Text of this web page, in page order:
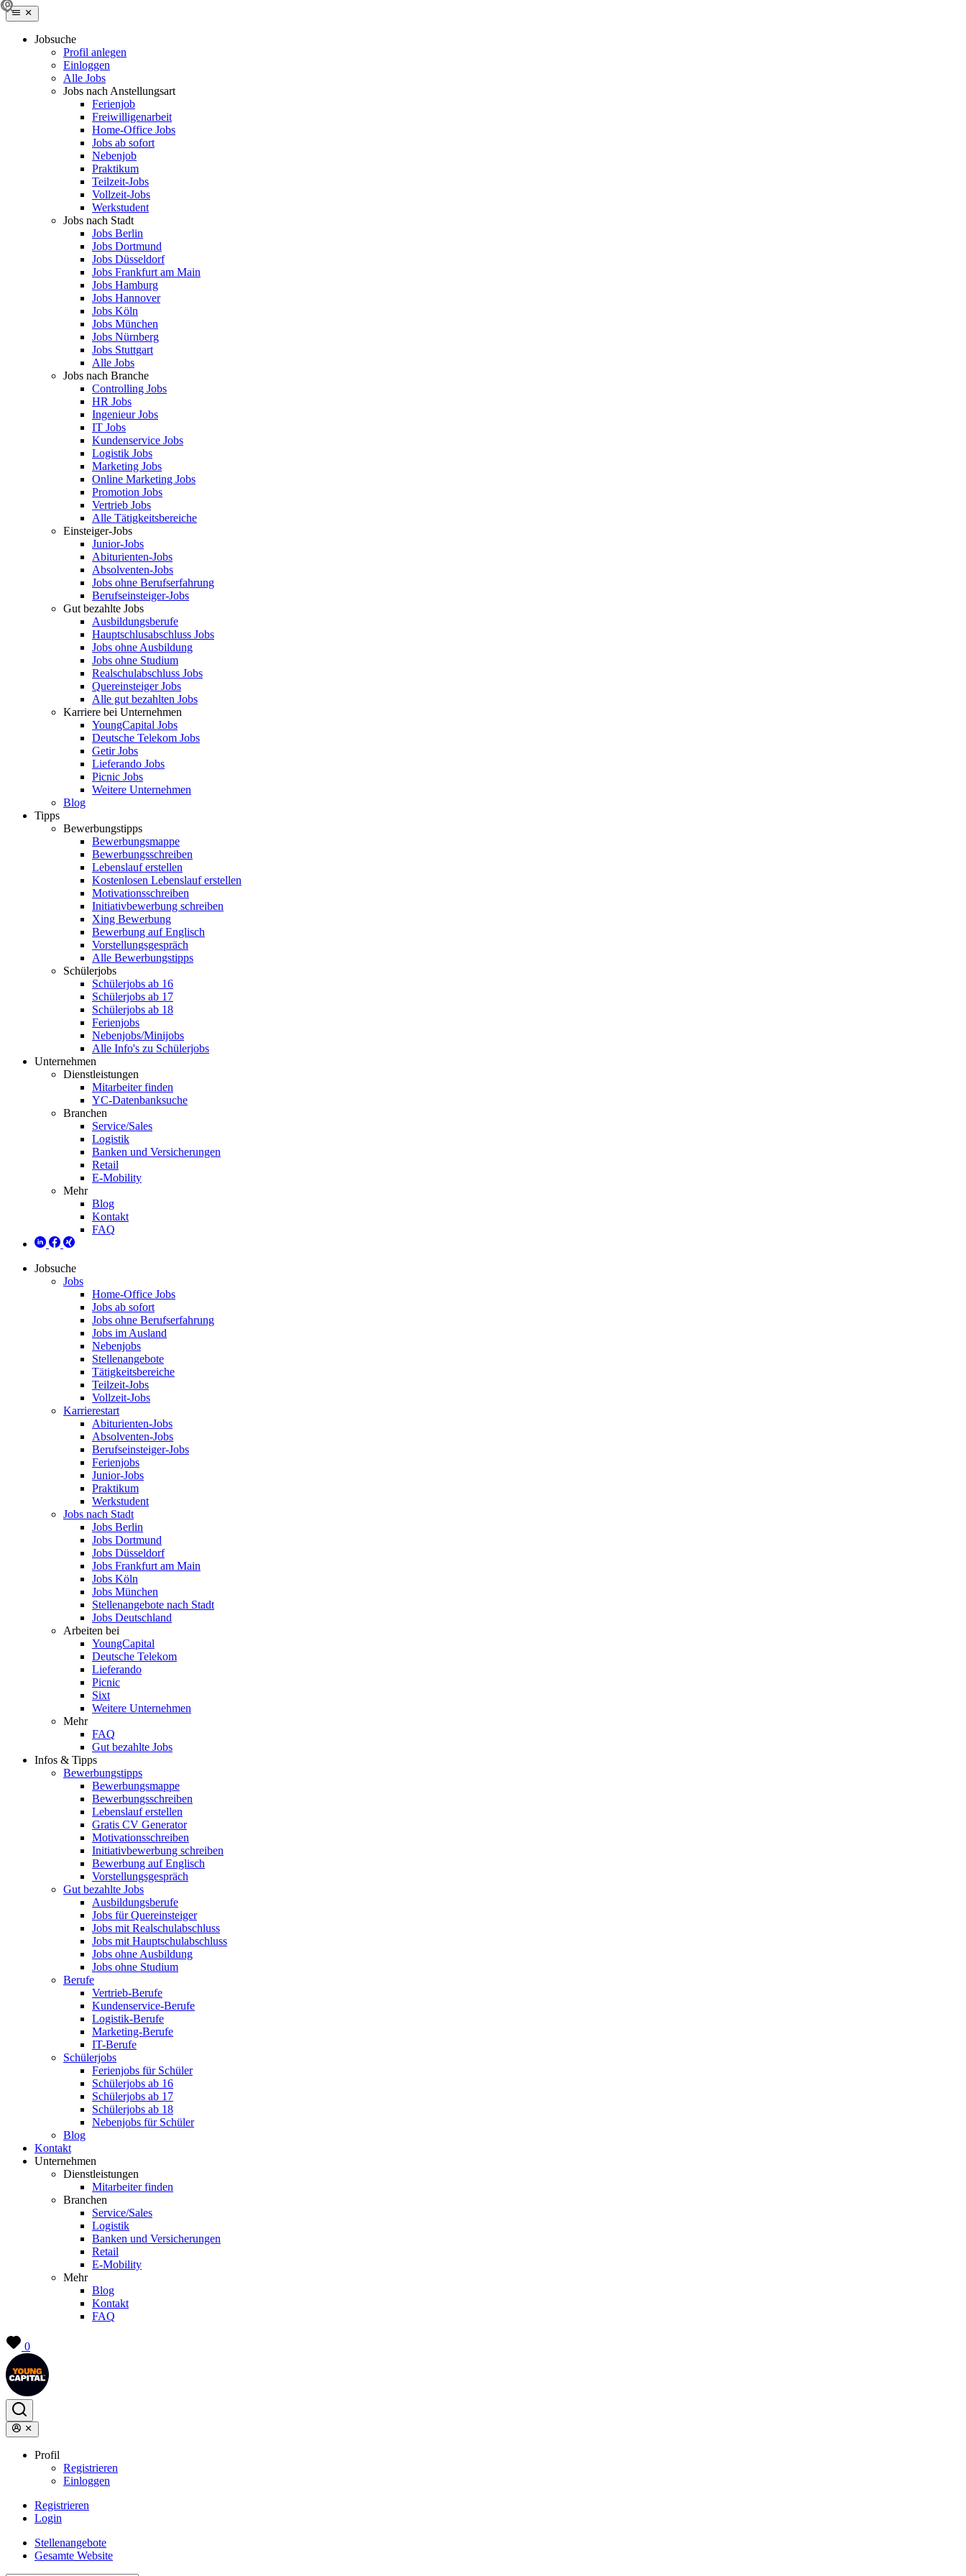
Jobsuche
Profil anlegen
Einloggen
Alle Jobs
Jobs nach Anstellungsart
Ferienjob
Freiwilligenarbeit
Home-Office Jobs
Jobs ab sofort
Nebenjob
Praktikum
Teilzeit-Jobs
Vollzeit-Jobs
Werkstudent
Jobs nach Stadt
Jobs Berlin
Jobs Dortmund
Jobs Düsseldorf
Jobs Frankfurt am Main
Jobs Hamburg
Jobs Hannover
Jobs Köln
Jobs München
Jobs Nürnberg
Jobs Stuttgart
Alle Jobs
Jobs nach Branche
Controlling Jobs
HR Jobs
Ingenieur Jobs
IT Jobs
Kundenservice Jobs
Logistik Jobs
Marketing Jobs
Online Marketing Jobs
Promotion Jobs
Vertrieb Jobs
Alle Tätigkeitsbereiche
Einsteiger-Jobs
Junior-Jobs
Abiturienten-Jobs
Absolventen-Jobs
Jobs ohne Berufserfahrung
Berufseinsteiger-Jobs
Gut bezahlte Jobs
Ausbildungsberufe
Hauptschlusabschluss Jobs
Jobs ohne Ausbildung
Jobs ohne Studium
Realschulabschluss Jobs
Quereinsteiger Jobs
Alle gut bezahlten Jobs
Karriere bei Unternehmen
YoungCapital Jobs
Deutsche Telekom Jobs
Getir Jobs
Lieferando Jobs
Picnic Jobs
Weitere Unternehmen
Blog
Tipps
Bewerbungstipps
Bewerbungsmappe
Bewerbungsschreiben
Lebenslauf erstellen
Kostenlosen Lebenslauf erstellen
Motivationsschreiben
Initiativbewerbung schreiben
Xing Bewerbung
Bewerbung auf Englisch
Vorstellungsgespräch
Alle Bewerbungstipps
Schülerjobs
Schülerjobs ab 16
Schülerjobs ab 17
Schülerjobs ab 18
Ferienjobs
Nebenjobs/Minijobs
Alle Info's zu Schülerjobs
Unternehmen
Dienstleistungen
Mitarbeiter finden
YC-Datenbanksuche
Branchen
Service/Sales
Logistik
Banken und Versicherungen
Retail
E-Mobility
Mehr
Blog
Kontakt
FAQ
Jobsuche
Jobs
Home-Office Jobs
Jobs ab sofort
Jobs ohne Berufserfahrung
Jobs im Ausland
Nebenjobs
Stellenangebote
Tätigkeitsbereiche
Teilzeit-Jobs
Vollzeit-Jobs
Karrierestart
Abiturienten-Jobs
Absolventen-Jobs
Berufseinsteiger-Jobs
Ferienjobs
Junior-Jobs
Praktikum
Werkstudent
Jobs nach Stadt
Jobs Berlin
Jobs Dortmund
Jobs Düsseldorf
Jobs Frankfurt am Main
Jobs Köln
Jobs München
Stellenangebote nach Stadt
Jobs Deutschland
Arbeiten bei
YoungCapital
Deutsche Telekom
Lieferando
Picnic
Sixt
Weitere Unternehmen
Mehr
FAQ
Gut bezahlte Jobs
Infos & Tipps
Bewerbungstipps
Bewerbungsmappe
Bewerbungsschreiben
Lebenslauf erstellen
Gratis CV Generator
Motivationsschreiben
Initiativbewerbung schreiben
Bewerbung auf Englisch
Vorstellungsgespräch
Gut bezahlte Jobs
Ausbildungsberufe
Jobs für Quereinsteiger
Jobs mit Realschulabschluss
Jobs mit Hauptschulabschluss
Jobs ohne Ausbildung
Jobs ohne Studium
Berufe
Vertrieb-Berufe
Kundenservice-Berufe
Logistik-Berufe
Marketing-Berufe
IT-Berufe
Schülerjobs
Ferienjobs für Schüler
Schülerjobs ab 16
Schülerjobs ab 17
Schülerjobs ab 18
Nebenjobs für Schüler
Blog
Kontakt
Unternehmen
Dienstleistungen
Mitarbeiter finden
Branchen
Service/Sales
Logistik
Banken und Versicherungen
Retail
E-Mobility
Mehr
Blog
Kontakt
FAQ
0
Profil
Registrieren
Einloggen
Registrieren
Login
Stellenangebote
Gesamte Website